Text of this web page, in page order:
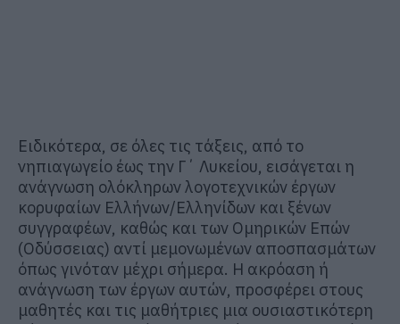
Ειδικότερα, σε όλες τις τάξεις, από το
νηπιαγωγείο έως την Γ΄ Λυκείου, εισάγεται η
ανάγνωση ολόκληρων λογοτεχνικών έργων
κορυφαίων Ελλήνων/Ελληνίδων και ξένων
συγγραφέων, καθώς και των Ομηρικών Επών
(Οδύσσειας) αντί μεμονωμένων αποσπασμάτων
όπως γινόταν μέχρι σήμερα. Η ακρόαση ή
ανάγνωση των έργων αυτών, προσφέρει στους
μαθητές και τις μαθήτριες μια ουσιαστικότερη